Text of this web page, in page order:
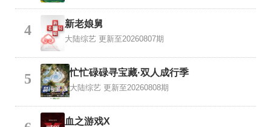
4 新老娘舅
大陆综艺 更新至20260807期
5 忙忙碌碌寻宝藏·双人成行季
大陆综艺 更新至20260808期
血之游戏X